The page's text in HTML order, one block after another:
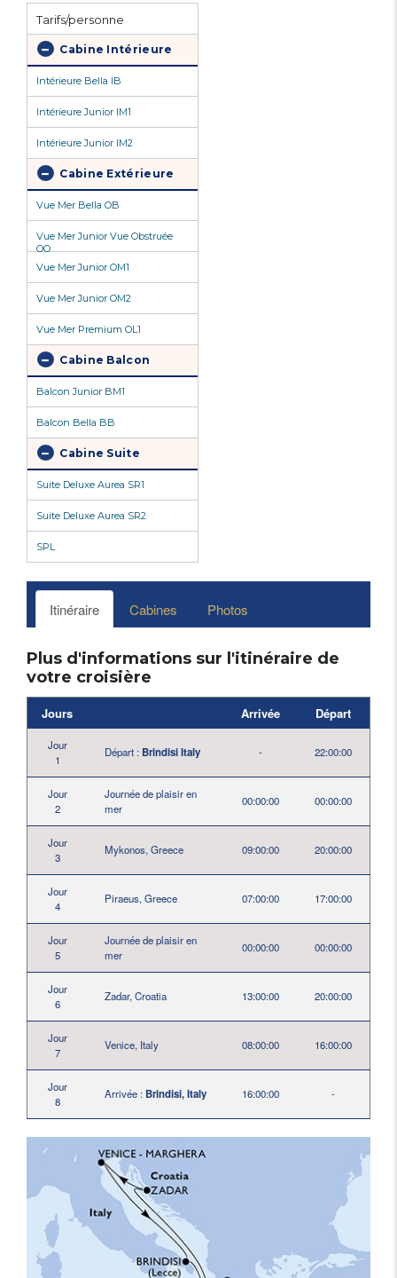
Tarifs/personne
Cabine Intérieure
Intérieure Bella IB
Intérieure Junior IM1
Intérieure Junior IM2
Cabine Extérieure
Vue Mer Bella OB
Vue Mer Junior Vue Obstruée
OO
Vue Mer Junior OM1
Vue Mer Junior OM2
Vue Mer Premium OL1
Cabine Balcon
Balcon Junior BM1
Balcon Bella BB
Cabine Suite
Suite Deluxe Aurea SR1
Suite Deluxe Aurea SR2
SPL
Itinéraire Cabines Photos
Plus d'informations sur l'itinéraire de
votre croisière
Jours Arrivée Départ
Jour
1
Départ : Brindisi Italy - 22:00:00
Jour
2
Journée de plaisir en
mer
00:00:00 00:00:00
Jour
3
Mykonos, Greece 09:00:00 20:00:00
Jour
4
Piraeus, Greece 07:00:00 17:00:00
Jour
5
Journée de plaisir en
mer
00:00:00 00:00:00
Jour
6
Zadar, Croatia 13:00:00 20:00:00
Jour
7
Venice, Italy 08:00:00 16:00:00
Jour
8
Arrivée : Brindisi, Italy 16:00:00 -